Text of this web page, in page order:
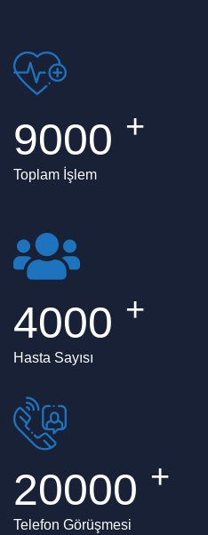
9000 +
Toplam İşlem
4000 +
Hasta Sayısı
20000 +
Telefon Görüşmesi